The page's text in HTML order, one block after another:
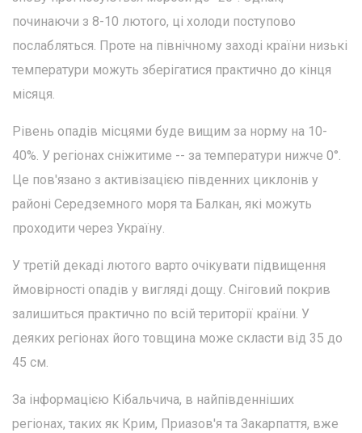
починаючи з 8-10 лютого, ці холоди поступово
послабляться. Проте на північному заході країни низькі
температури можуть зберігатися практично до кінця
місяця.
Рівень опадів місцями буде вищим за норму на 10-
40%. У регіонах сніжитиме -- за температури нижче 0°.
Це пов'язано з активізацією південних циклонів у
районі Середземного моря та Балкан, які можуть
проходити через Україну.
У третій декаді лютого варто очікувати підвищення
ймовірності опадів у вигляді дощу. Сніговий покрив
залишиться практично по всій території країни. У
деяких регіонах його товщина може скласти від 35 до
45 см.
За інформацією Кібальчича, в найпівденніших
регіонах, таких як Крим, Приазов'я та Закарпаття, вже